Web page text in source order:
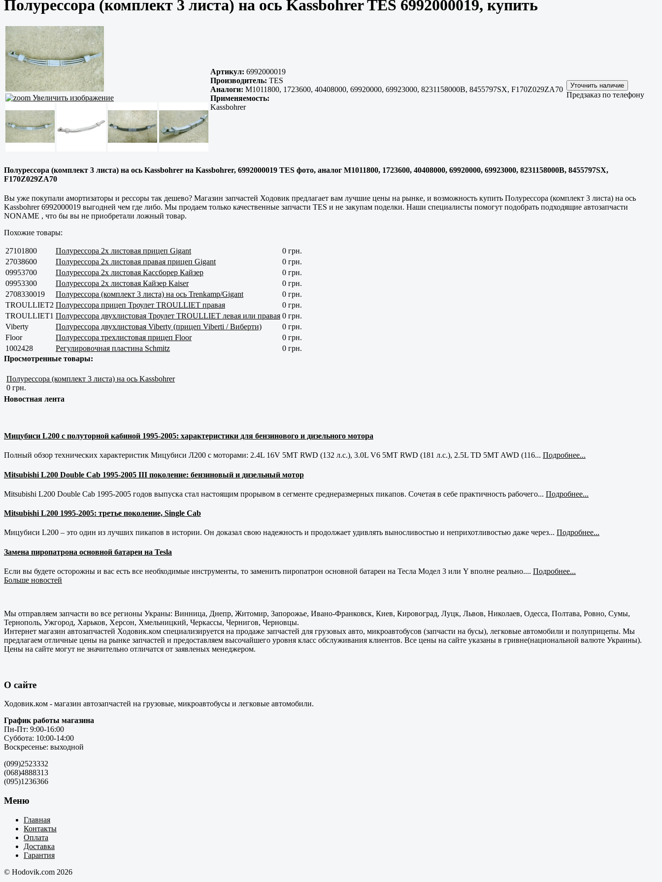
Полурессора (комплект 3 листа) на ось Kassbohrer TES 6992000019, купить
Увеличить изображение
Артикул: 6992000019
Производитель: TES
Аналоги: M1011800, 1723600, 40408000, 69920000, 69923000, 8231158000B, 8455797SX, F170Z029ZA70
Применяемость:
Kassbohrer
Предзаказ по телефону
Полурессора (комплект 3 листа) на ось Kassbohrer на Kassbohrer, 6992000019 TES фото, аналог M1011800, 1723600, 40408000, 69920000, 69923000, 8231158000B, 8455797SX,
F170Z029ZA70
Вы уже покупали амортизаторы и рессоры так дешево? Магазин запчастей Ходовик предлагает вам лучшие цены на рынке, и возможность купить Полурессора (комплект 3 листа) на ось
Kassbohrer 6992000019 выгодней чем где либо. Мы продаем только качественные запчасти TES и не закупам поделки. Наши специалисты помогут подобрать подходящие автозапчасти
NONAME , что бы вы не приобретали ложный товар.
Похожие товары:
27101800 Полурессора 2х листовая прицеп Gigant
0 грн.
27038600
Полурессора 2х листовая правая прицеп Gigant
0 грн.
09953700
Полурессора 2х листовая Кассборер Кайзер
0 грн.
09953300
Полурессора 2х листовая Кайзер Kaiser
0 грн.
2708330019
Полурессора (комплект 3 листа) на ось Trenkamp/Gigant
0 грн.
TROULLIET2 Полурессора прицеп Троулет TROULLIET правая
0 грн.
TROULLIET1 Полурессора двухлистовая Троулет TROULLIET левая или правая 0 грн.
Viberty
Полурессора двухлистовая Viberty (прицеп Viberti / Виберти)
0 грн.
Floor
Полурессора трехлистовая прицеп Floor
0 грн.
1002428
Регулировочная пластина Schmitz
0 грн.
Просмотренные товары:
Полурессора (комплект 3 листа) на ось Kassbohrer
0 грн.
Новостная лента
Мицубиси L200 с полуторной кабиной 1995-2005: характеристики для бензинового и дизельного мотора
Полный обзор технических характеристик Мицубиси Л200 с моторами: 2.4L 16V 5MT RWD (132 л.с.), 3.0L V6 5MT RWD (181 л.с.), 2.5L TD 5MT AWD (116... Подробнее...
Mitsubishi L200 Double Cab 1995-2005 III поколение: бензиновый и дизельный мотор
Mitsubishi L200 Double Cab 1995-2005 годов выпуска стал настоящим прорывом в сегменте среднеразмерных пикапов. Сочетая в себе практичность рабочего... Подробнее...
Mitsubishi L200 1995-2005: третье поколение, Single Cab
Мицубиси L200 – это один из лучших пикапов в истории. Он доказал свою надежность и продолжает удивлять выносливостью и неприхотливостью даже через... Подробнее...
Замена пиропатрона основной батареи на Tesla
Если вы будете осторожны и вас есть все необходимые инструменты, то заменить пиропатрон основной батареи на Тесла Модел 3 или Y вполне реально.... Подробнее...
Больше новостей
Мы отправляем запчасти во все регионы Украны: Винница, Днепр, Житомир, Запорожье, Ивано-Франковск, Киев, Кировоград, Луцк, Львов, Николаев, Одесса, Полтава, Ровно, Сумы,
Тернополь, Ужгород, Харьков, Херсон, Хмельницкий, Черкассы, Чернигов, Черновцы.
Интернет магазин автозапчастей Ходовик.ком специализируется на продаже запчастей для грузовых авто, микроавтобусов (запчасти на бусы), легковые автомобили и полуприцепы. Мы
предлагаем отличные цены на рынке запчастей и предоставляем высочайшего уровня класс обслуживания клиентов. Все цены на сайте указаны в гривне(национальной валюте Украины).
Цены на сайте могут не значительно отличатся от заявленых менеджером.
О сайте
Ходовик.ком - магазин автозапчастей на грузовые, микроавтобусы и легковые автомобили.
График работы магазина
Пн-Пт: 9:00-16:00
Суббота: 10:00-14:00
Воскресенье: выходной
(099)2523332
(068)4888313
(095)1236366
Меню
Главная
Контакты
Оплата
Доставка
Гарантия
© Hodovik.com 2026